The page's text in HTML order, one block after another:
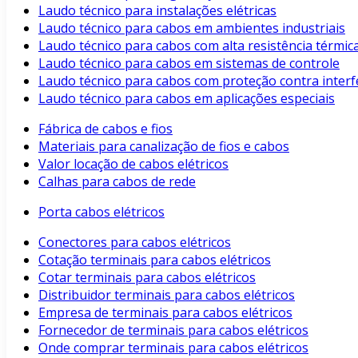
Laudo técnico para instalações elétricas
Laudo técnico para cabos em ambientes industriais
Laudo técnico para cabos com alta resistência
Laudo técnico para cabos em sistemas de controle
Laudo técnico para cabos com proteção contra
Laudo técnico para cabos em aplicações especiais
Fábrica de cabos e fios
Materiais para canalização de fios e cabos
Valor locação de cabos elétricos
Calhas para cabos de rede
Porta cabos elétricos
Conectores para cabos elétricos
Cotação terminais para cabos elétricos
Cotar terminais para cabos elétricos
Distribuidor terminais para cabos elétricos
Empresa de terminais para cabos elétricos
Fornecedor de terminais para cabos elétricos
Onde comprar terminais para cabos elétricos